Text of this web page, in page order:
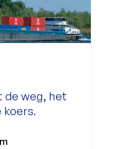
de weg, het